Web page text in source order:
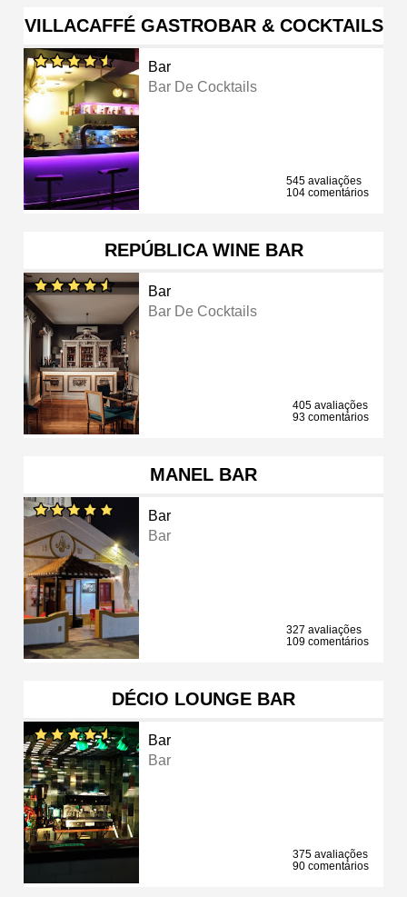
VILLACAFFÉ GASTROBAR & COCKTAILS
Bar
Bar De Cocktails
545 avaliações
104 comentários
REPÚBLICA WINE BAR
Bar
Bar De Cocktails
405 avaliações
93 comentários
MANEL BAR
Bar
Bar
327 avaliações
109 comentários
DÉCIO LOUNGE BAR
Bar
Bar
375 avaliações
90 comentários